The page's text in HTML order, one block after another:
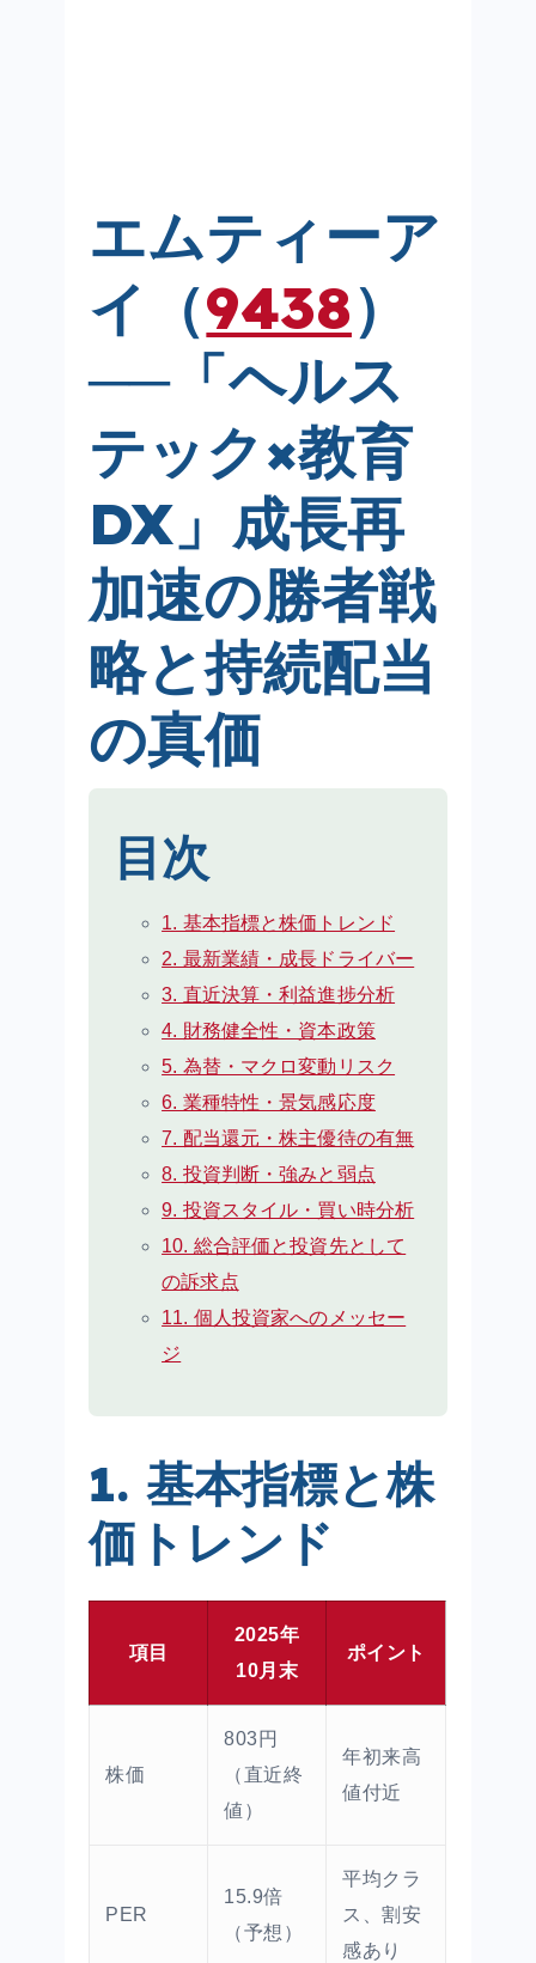
エムティーア
イ（9438）
──「ヘルス
テック×教育
DX」成長再
加速の勝者戦
略と持続配当
の真価
目次
1. 基本指標と株価トレンド
2. 最新業績・成長ドライバー
3. 直近決算・利益進捗分析
4. 財務健全性・資本政策
5. 為替・マクロ変動リスク
6. 業種特性・景気感応度
7. 配当還元・株主優待の有無
8. 投資判断・強みと弱点
9. 投資スタイル・買い時分析
10. 総合評価と投資先として
の訴求点
11. 個人投資家へのメッセー
ジ
1. 基本指標と株
価トレンド
項目
2025年
10月末
ポイント
株価
803円
（直近終
値）
年初来高
値付近
PER
15.9倍
（予想）
平均クラ
ス、割安
感あり